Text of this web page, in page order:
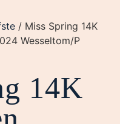
/ Miss Spring 14K
Wesseltom/P
14K